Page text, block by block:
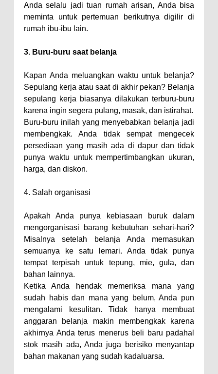
Anda selalu jadi tuan rumah arisan, Anda bisa
meminta untuk pertemuan berikutnya digilir di
rumah ibu-ibu lain.
3. Buru-buru saat belanja
Kapan Anda meluangkan waktu untuk belanja?
Sepulang kerja atau saat di akhir pekan? Belanja
sepulang kerja biasanya dilakukan terburu-buru
karena ingin segera pulang, masak, dan istirahat.
Buru-buru inilah yang menyebabkan belanja jadi
membengkak. Anda tidak sempat mengecek
persediaan yang masih ada di dapur dan tidak
punya waktu untuk mempertimbangkan ukuran,
harga, dan diskon.
4. Salah organisasi
Apakah Anda punya kebiasaan buruk dalam
mengorganisasi barang kebutuhan sehari-hari?
Misalnya setelah belanja Anda memasukan
semuanya ke satu lemari. Anda tidak punya
tempat terpisah untuk tepung, mie, gula, dan
bahan lainnya.
Ketika Anda hendak memeriksa mana yang
sudah habis dan mana yang belum, Anda pun
mengalami kesulitan. Tidak hanya membuat
anggaran belanja makin membengkak karena
akhirnya Anda terus menerus beli baru padahal
stok masih ada, Anda juga berisiko menyantap
bahan makanan yang sudah kadaluarsa.